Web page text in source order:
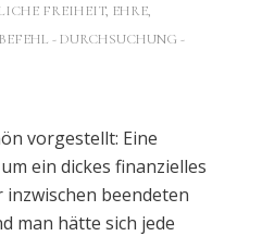
FREIHEIT, EHRE,
- DURCHSUCHUNG -
vorgestellt: Eine
ein dickes finanzielles
beendeten
man hätte sich jede